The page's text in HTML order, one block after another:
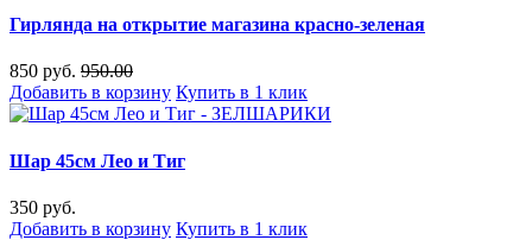
Гирлянда на открытие магазина красно-зеленая
850 руб. 950.00
Добавить в корзину Купить в 1 клик
Шар 45см Лео и Тиг
350 руб.
Добавить в корзину Купить в 1 клик